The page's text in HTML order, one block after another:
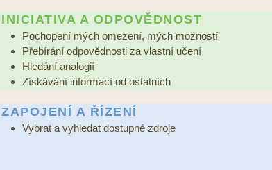
INICIATIVA A ODPOVĚDNOST
Pochopení mých omezení, mých možností
Přebírání odpovědnosti za vlastní učení
Hledání analogií
Získávání informací od ostatních
ZAPOJENÍ A ŘÍZENÍ
Vybrat a vyhledat dostupné zdroje